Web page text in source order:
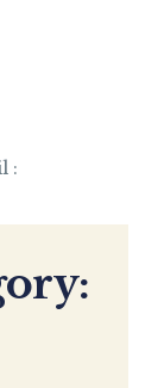
: